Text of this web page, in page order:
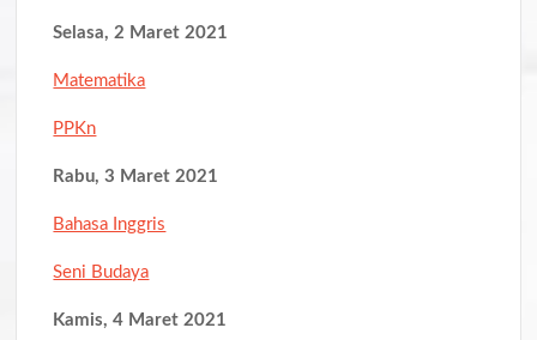
Selasa, 2 Maret 2021
Matematika
PPKn
Rabu, 3 Maret 2021
Bahasa Inggris
Seni Budaya
Kamis, 4 Maret 2021